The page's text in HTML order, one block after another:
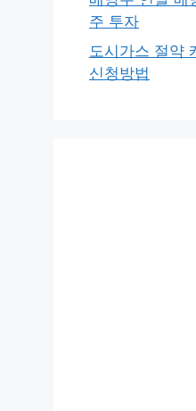
주 투자
도시가스 절약
신청방법